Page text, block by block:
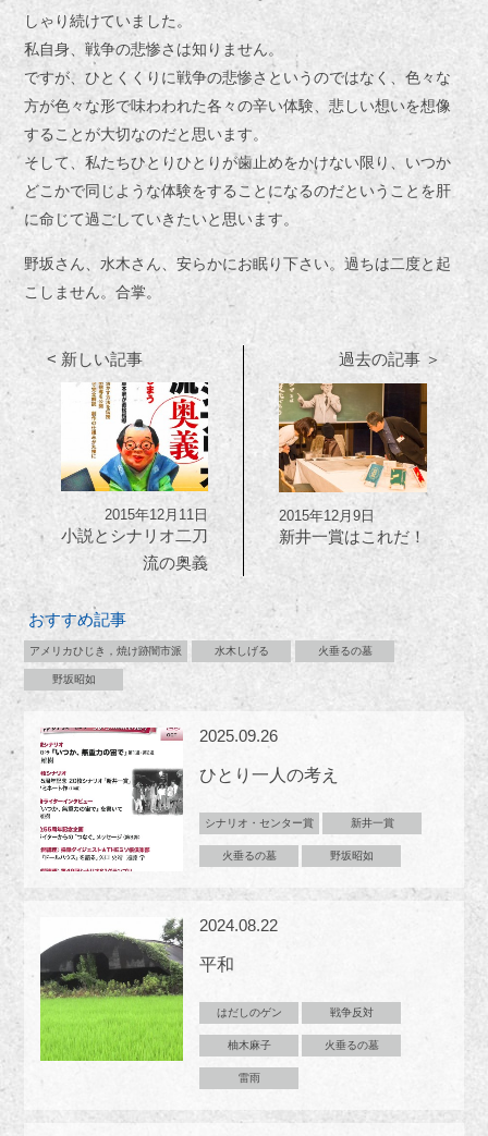
しゃり続けていました。
私自身、戦争の悲惨さは知りません。
ですが、ひとくくりに戦争の悲惨さというのではなく、色々な
方が色々な形で味わわれた各々の辛い体験、悲しい想いを想像
することが大切なのだと思います。
そして、私たちひとりひとりが歯止めをかけない限り、いつか
どこかで同じような体験をすることになるのだということを肝
に命じて過ごしていきたいと思います。
野坂さん、水木さん、安らかにお眠り下さい。過ちは二度と起
こしません。合掌。
< 新しい記事
2015年12月11日
小説とシナリオ二刀
流の奥義
過去の記事 ＞
2015年12月9日
新井一賞はこれだ！
おすすめ記事
アメリカひじき，焼け跡闇市派 水木しげる 火垂るの墓
野坂昭如
2025.09.26
ひとり一人の考え
シナリオ・センター賞 新井一賞
火垂るの墓 野坂昭如
2024.08.22
平和
はだしのゲン 戦争反対
柚木麻子 火垂るの墓
雷雨